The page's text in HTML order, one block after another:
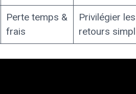
Perte temps &
frais
Privilégier les
retours